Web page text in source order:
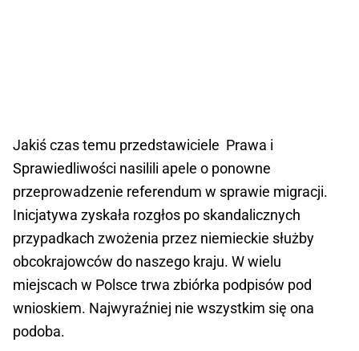
Jakiś czas temu przedstawiciele Prawa i
Sprawiedliwości nasilili apele o ponowne
przeprowadzenie referendum w sprawie migracji.
Inicjatywa zyskała rozgłos po skandalicznych
przypadkach zwożenia przez niemieckie służby
obcokrajowców do naszego kraju. W wielu
miejscach w Polsce trwa zbiórka podpisów pod
wnioskiem. Najwyraźniej nie wszystkim się ona
podoba.